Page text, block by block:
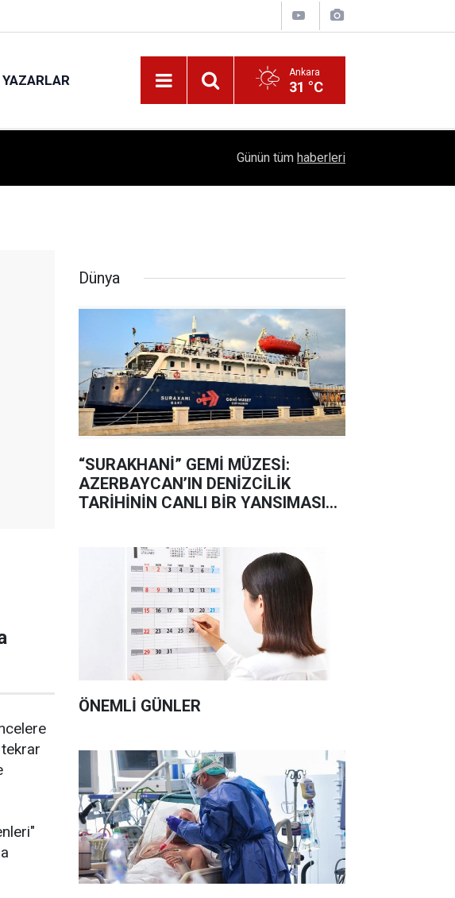
YAZARLAR Ankara
31 °C
Eğlendi! 1504 Kep, Tek Bir Hedef: Bilim Kenti Çubuk
Günün tüm haberleri
Dünya
“SURAKHANİ” GEMİ MÜZESİ:
AZERBAYCAN’IN DENİZCİLİK
TARİHİNİN CANLI BİR YANSIMASI...
ÖNEMLİ GÜNLER